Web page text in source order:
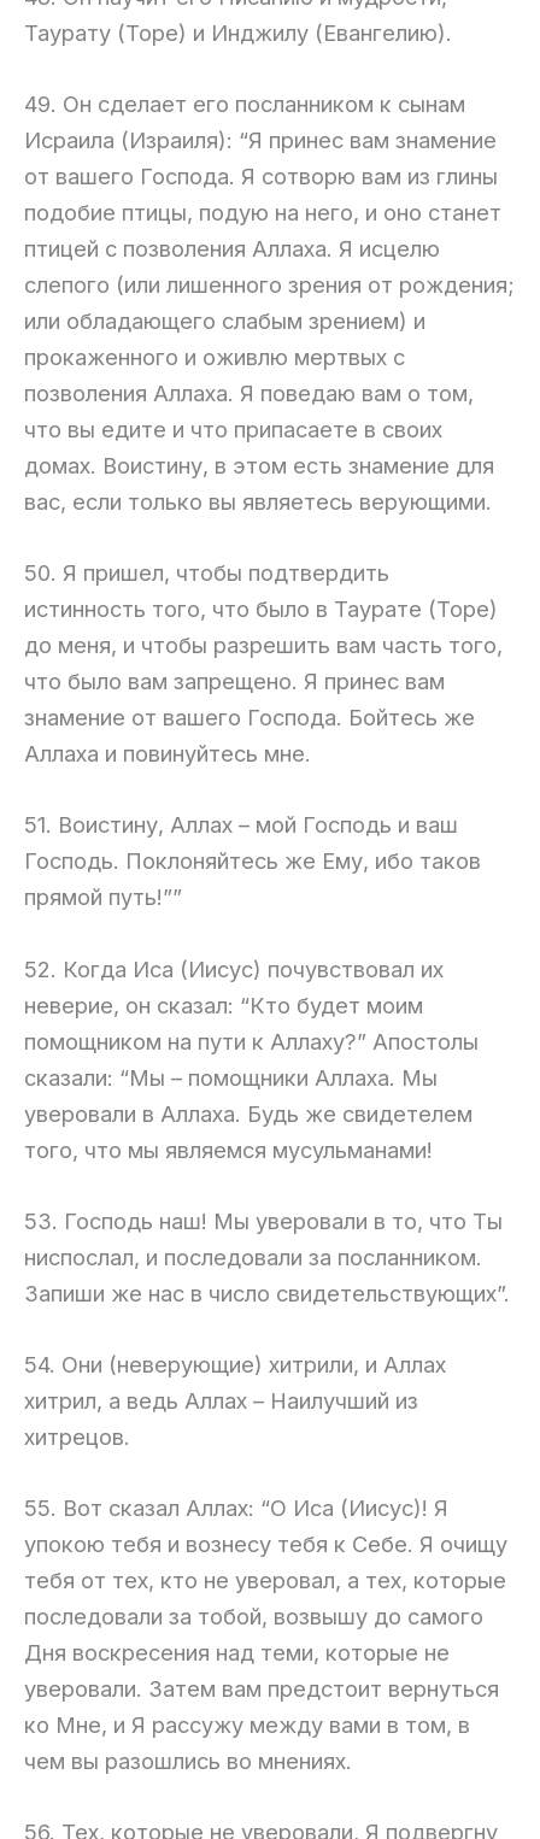
Таурату (Торе) и Инджилу (Евангелию).
49. Он сделает его посланником к сынам
Исраила (Израиля): “Я принес вам знамение
от вашего Господа. Я сотворю вам из глины
подобие птицы, подую на него, и оно станет
птицей с позволения Аллаха. Я исцелю
слепого (или лишенного зрения от рождения;
или обладающего слабым зрением) и
прокаженного и оживлю мертвых с
позволения Аллаха. Я поведаю вам о том,
что вы едите и что припасаете в своих
домах. Воистину, в этом есть знамение для
вас, если только вы являетесь верующими.
50. Я пришел, чтобы подтвердить
истинность того, что было в Таурате (Торе)
до меня, и чтобы разрешить вам часть того,
что было вам запрещено. Я принес вам
знамение от вашего Господа. Бойтесь же
Аллаха и повинуйтесь мне.
51. Воистину, Аллах – мой Господь и ваш
Господь. Поклоняйтесь же Ему, ибо таков
прямой путь!””
52. Когда Иса (Иисус) почувствовал их
неверие, он сказал: “Кто будет моим
помощником на пути к Аллаху?” Апостолы
сказали: “Мы – помощники Аллаха. Мы
уверовали в Аллаха. Будь же свидетелем
того, что мы являемся мусульманами!
53. Господь наш! Мы уверовали в то, что Ты
ниспослал, и последовали за посланником.
Запиши же нас в число свидетельствующих”.
54. Они (неверующие) хитрили, и Аллах
хитрил, а ведь Аллах – Наилучший из
хитрецов.
55. Вот сказал Аллах: “О Иса (Иисус)! Я
упокою тебя и вознесу тебя к Себе. Я очищу
тебя от тех, кто не уверовал, а тех, которые
последовали за тобой, возвышу до самого
Дня воскресения над теми, которые не
уверовали. Затем вам предстоит вернуться
ко Мне, и Я рассужу между вами в том, в
чем вы разошлись во мнениях.
56. Тех, которые не уверовали, Я подвергну